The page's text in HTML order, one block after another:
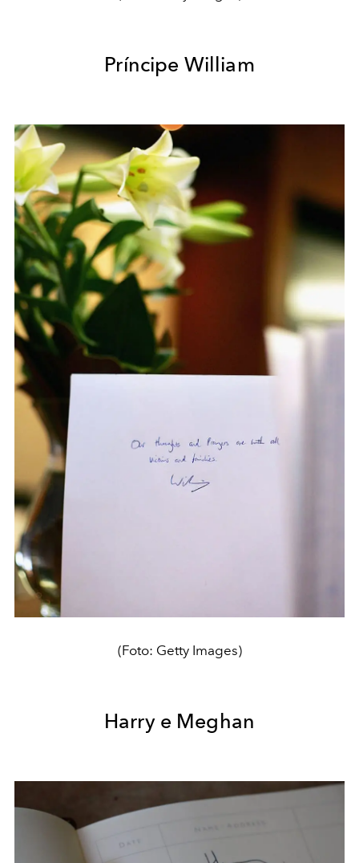
Príncipe William
(Foto: Getty Images)
Harry e Meghan